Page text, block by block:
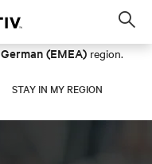
German (EMEA) region.
STAY IN MY REGION